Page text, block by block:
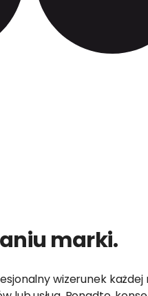
marki.
wizerunek każdej